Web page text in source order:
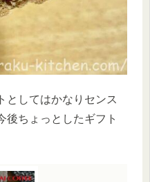
としてはかなりセンス
後ちょっとしたギフト